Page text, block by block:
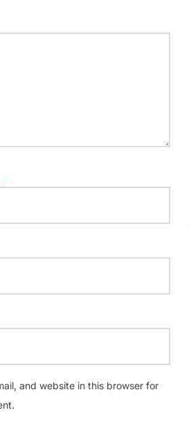
and website in this browser for